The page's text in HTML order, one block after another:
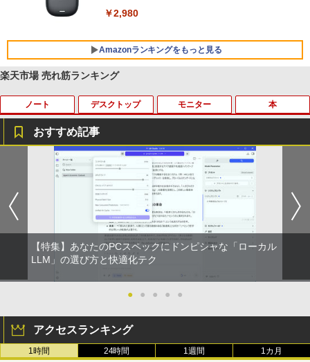
￥2,980
Amazonランキングをもっと見る
BRUCE WAYNE feat. Flo Milli, ATL Jacob
[Explicit]
￥250
BRUCE WAYNE feat. Flo Milli, ATL Jacob
[Explicit]
￥250
On My Road (Stadium ver.)
【Amazon.co.jp限定】 い・ろ・は・す 2L P
ET ラベルレス ×8本
￥1,112
by Amazon 天然水 ラベルレス 500ml ×24本
富士山の天然水 バナジウム含有 水 ミネラル
ウォーター ペットボトル 静岡県産 500ミリリ
ットル (Smart Basic)
￥1,380
by Amazon 炭酸水 ラベルレス 500ml ×24本
art Basic)
￥1,625
薬屋のひとりごと 17巻 (デジタル版ビッグガ
ンガンコミックス)
￥770
異世界居酒屋「のぶ」(22) (角川コミックス・
エース)
￥832
ONE PIECE モノクロ版 115 (ジャンプコミッ
クスDIGITAL)
￥594
楽天市場 売れ筋ランキング
ノート
【期間限定★新品無線マウス付】中古ノ
ートパソコン Windows11 Office2019搭
載 15.6型 テンキー付き Celeron 第8世代
Core i3 Core i5 メモリ4GB/16GB SSD1
28GB～1TB Webカメラ DVD 無線LAN
店長おまかせPC 初期設定済 送料無料
【中古】
￥9,999
ックモデルCore i7/16G/SSD/カメラ付き
（4週間延長）【Office2024セット】イ
ンストール済※この商品はレンタルで
す。販売品ではありません。ご了承下さ
デスクトップ
ポイント10倍 中古パソコン デスクトッ
プパソコン Windows 11【Office付】
【Windows 11 Pro 64Bit搭載】DELL O
ptiplexシリーズ Core i5搭載/4G/新品SS
D 120GB/DVD-ROM/送料無料【オプショ
ン色々有】
￥24,800
【エントリーでポイント100％還元のチ
ore i3 10110U 16GB DDR4 64GBまで増
設 512GB SSD M.2 2242 最大8TB Wind
ows11 Pro mini pc 4.1GHz WIFI6 BT5.
2 小型PC VESA対応 ミニパソコン 2画面
モニター 本
アンダーニンジャ（18） 【電子書籍】[
花沢健吾 ]
熱帯魚・水草大図鑑 定番種から新種まで
￥6,600
3
看護師・看護学生のためのレビューブッ
おすすめ記事
【特集】あなたのPCスペックにドンピシャな「ローカル
LLM」の選び方と快適化テク
● ● ● ● ●
アクセスランキング
1時間 24時間 1週間 1カ月